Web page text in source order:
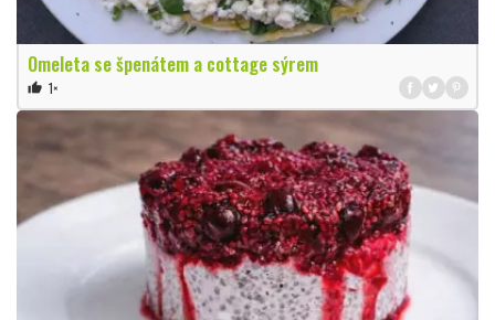
Omeleta se špenátem a cottage sýrem
thumb_up 1×